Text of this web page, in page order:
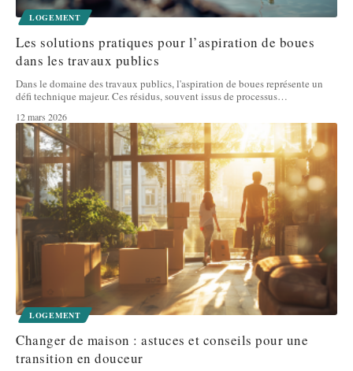
LOGEMENT
Les solutions pratiques pour l’aspiration de boues
dans les travaux publics
Dans le domaine des travaux publics, l'aspiration de boues représente un
défi technique majeur. Ces résidus, souvent issus de processus…
12 mars 2026
LOGEMENT
Changer de maison : astuces et conseils pour une
transition en douceur